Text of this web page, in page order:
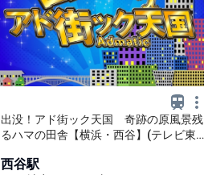
出没！アド街ック天国 奇跡の原風景残
るハマの田舎【横浜・西谷】(テレビ東
ジ | テレビ東京・ＢＳテレ東 7ch(公式)
西谷駅